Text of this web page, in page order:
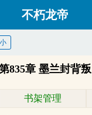
不朽龙帝
小
835章 墨兰封背叛
书架管理